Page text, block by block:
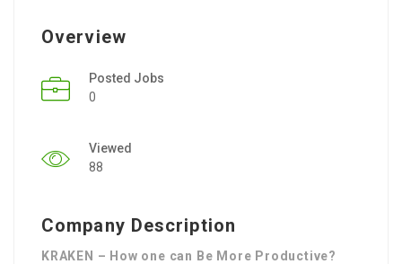
Overview
Posted Jobs
0
Viewed
88
Company Description
KRAKEN – How one can Be More Productive?